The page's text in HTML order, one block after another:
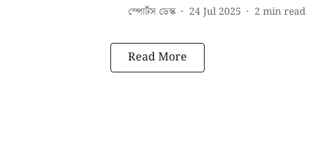
স্পোর্টস ডেস্ক 24 Jul 2025 2 min read
Read More